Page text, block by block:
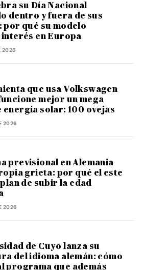
su Día Nacional
dentro y fuera de sus
qué su modelo
en Europa
2026
que usa Volkswagen
mejor un mega
energía solar: 100 ovejas
2026
previsional en Alemania
grieta: por qué el este
de subir la edad
2026
de Cuyo lanza su
del idioma alemán: cómo
programa que además